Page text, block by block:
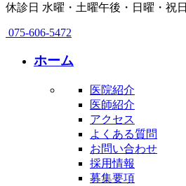
休診日 水曜・土曜午後・日曜・祝日
075-606-5472
ホーム
医院紹介
医師紹介
アクセス
よくある質問
お問い合わせ
採用情報
募集要項